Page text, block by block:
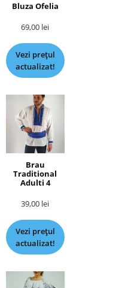
Bluza Ofelia
69,00 lei
Vezi prețul
actualizat!
Brau
Traditional
Adulti 4
39,00 lei
Vezi prețul
actualizat!